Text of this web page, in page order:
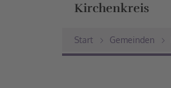
Kirchenkreis
Start Gemeinden